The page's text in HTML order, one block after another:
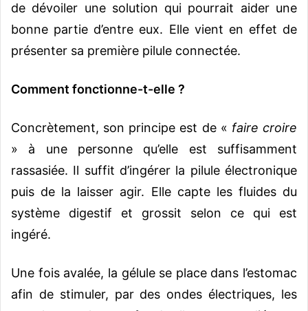
de dévoiler une solution qui pourrait aider une
bonne partie d’entre eux. Elle vient en effet de
présenter sa première pilule connectée.
Comment fonctionne-t-elle ?
Concrètement, son principe est de « faire croire
» à une personne qu’elle est suffisamment
rassasiée. Il suffit d’ingérer la pilule électronique
puis de la laisser agir. Elle capte les fluides du
système digestif et grossit selon ce qui est
ingéré.
Une fois avalée, la gélule se place dans l’estomac
afin de stimuler, par des ondes électriques, les